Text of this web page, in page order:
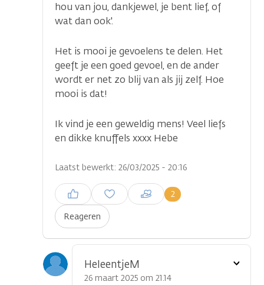
hou van jou, dankjewel, je bent lief, of
wat dan ook'.
Het is mooi je gevoelens te delen. Het
geeft je een goed gevoel, en de ander
wordt er net zo blij van als jij zelf. Hoe
mooi is dat!
Ik vind je een geweldig mens! Veel liefs
en dikke knuffels xxxx Hebe
Laatst bewerkt: 26/03/2025 - 20:16
Reageren
2
Inloggen om een reactie te
plaatsen
HeleentjeM
26 maart 2025 om 21.14
Toon